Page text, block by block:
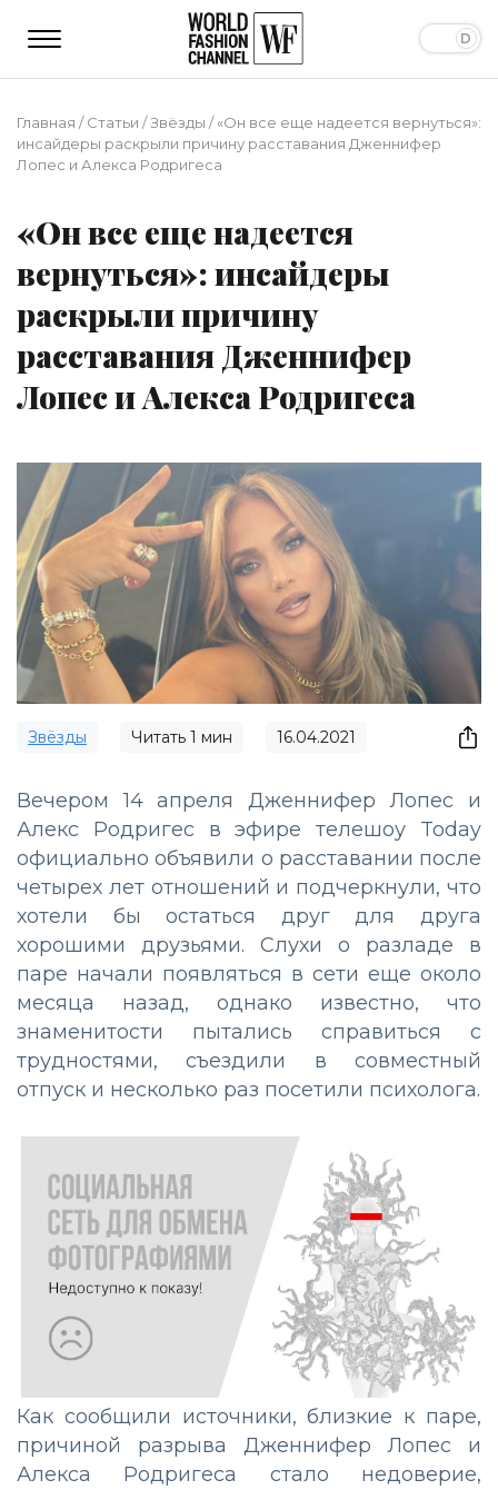
Главная /Статьи /Звёзды /«Он все еще надеется вернуться»:
инсайдеры раскрыли причину расставания Дженнифер
Лопес и Алекса Родригеса
«Он все еще надеется
вернуться»: инсайдеры
раскрыли причину
расставания Дженнифер
Лопес и Алекса Родригеса
Звёзды Читать 1 мин 16.04.2021
Вечером 14 апреля Дженнифер Лопес и
Алекс Родригес в эфире телешоу Today
официально объявили о расставании после
четырех лет отношений и подчеркнули, что
хотели бы остаться друг для друга
хорошими друзьями. Слухи о разладе в
паре начали появляться в сети еще около
месяца назад, однако известно, что
знаменитости пытались справиться с
трудностями, съездили в совместный
отпуск и несколько раз посетили психолога.
Как сообщили источники, близкие к паре,
причиной разрыва Дженнифер Лопес и
Алекса Родригеса стало недоверие,